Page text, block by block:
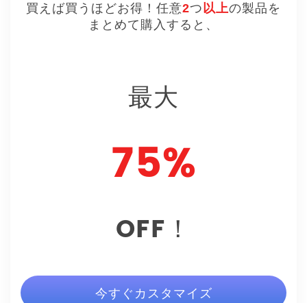
買えば買うほどお得！任意2つ 以上の製品を
まとめて購入すると、
最大
75%
OFF！
今すぐカスタマイズ